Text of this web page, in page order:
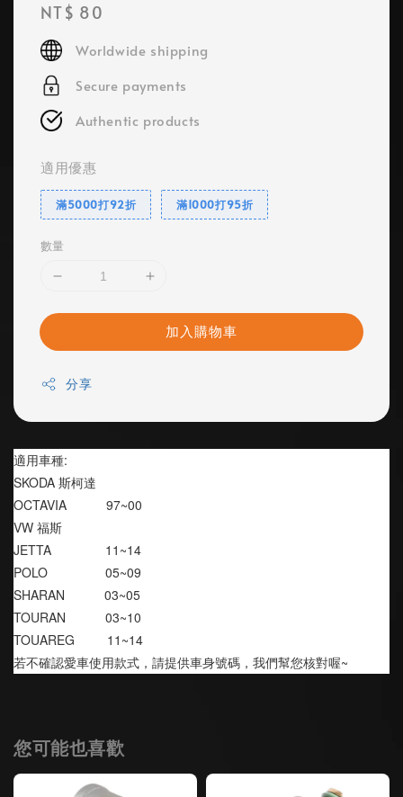
Regular
price
NT$ 80
Worldwide shipping
Secure payments
Authentic products
適用優惠
滿5000打92折 滿1000打95折
數量
加入購物車
分享
適用車種:
SKODA 斯柯達
OCTAVIA           97~00
VW 福斯
JETTA               11~14
POLO                05~09
SHARAN           03~05
TOURAN           03~10
TOUAREG         11~14
若不確認愛車使用款式，請提供車身號碼，我們幫您核對喔~
您可能也喜歡